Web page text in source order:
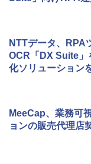
NTTデータ、
OCR「DX Suite」
化ソリューション
MeeCap、業務可
ョンの販売代理店